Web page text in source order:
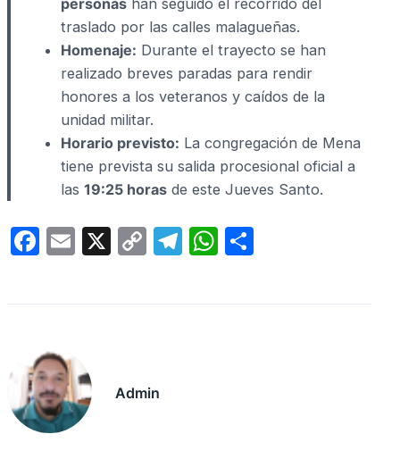
personas han seguido el recorrido del
traslado por las calles malagueñas.
Homenaje: Durante el trayecto se han
realizado breves paradas para rendir
honores a los veteranos y caídos de la
unidad militar.
Horario previsto: La congregación de Mena
tiene prevista su salida procesional oficial a
las19:25 horas de este Jueves Santo.
F
c
b
o
o
k
E
ail
X
C
p
n
T
e
W
at m
Admin